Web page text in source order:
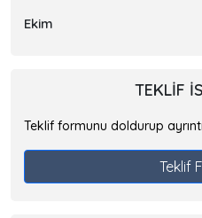
Ekim
TEKLIF
Teklif formunu doldurup
Teklif